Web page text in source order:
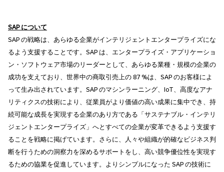
SAP について
SAP の戦略は、あらゆる企業がインテリジェントエンタープライズにな
るよう支援することです。SAP は、エンタープライズ・アプリケーショ
ン・ソフトウェア市場のリーダーとして、あらゆる業種・規模の企業の
成功を支えており、世界中の商取引売上の 87 %は、SAP のお客様によ
って生み出されています。SAP のマシンラーニング、IoT、高度なアナ
リティクスの技術により、従業員がより価値の高い成果に集中でき、持
続可能な成長を実現する企業のあり方である「サステナブル・インテリ
ジェントエンタープライズ」へとすべての企業が変革できるよう支援す
ることを戦略に掲げています。さらに、人々や組織が的確なビジネス判
断を行うための洞察力を深めるサポートをし、高い競争優位性を実現す
るための協業を促進しています。よりシンプルになった SAP の技術に